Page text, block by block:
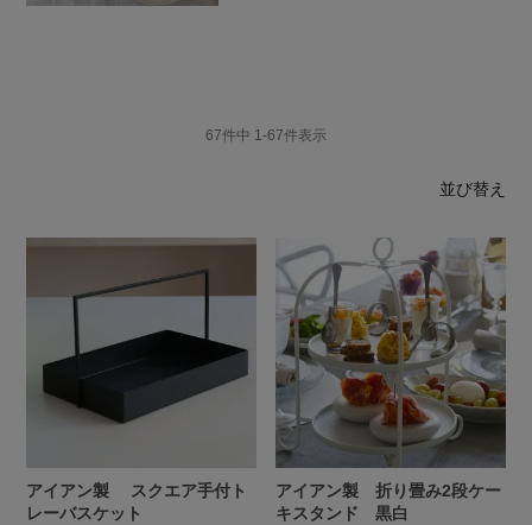
並び替え
67件中 1-67件表示
アイアン製 スクエア手付ト
レーバスケット
アイアン製 折り畳み2段ケー
キスタンド 黒白